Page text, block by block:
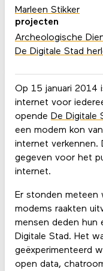
Op 15 januari 2014
internet voor
opende De Digitale
een modem kon
internet verkennen.
gegeven voor het
internet.
Er stonden meteen
modems raakten
mensen deden hun
Digitale Stad. Het
geëxperimenteerd
open data,
Marleen Stikker
projecten
Archeologische
De Digitale Stad